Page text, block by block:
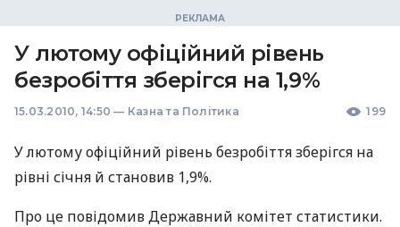
У лютому офіційний рівень
безробіття зберігся на 1,9%
15.03.2010, 14:50 — Казна та Політика 199
У лютому офіційний рівень безробіття зберігся на
рівні січня й становив 1,9%.
Про це повідомив Державний комітет статистики.